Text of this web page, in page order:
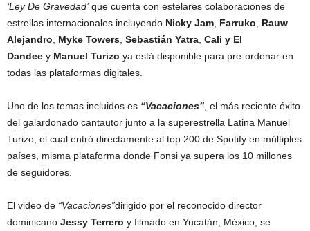
‘Ley De Gravedad’que cuenta con estelares colaboraciones de
estrellas internacionales incluyendo Nicky Jam Farruko
Rauw
Alejandro
Myke Towers Sebastián Yatra Cali y El
Dandee y Manuel Turizo ya está disponible para pre-ordenar en
todas las plataformas digitales.
Uno de los temas incluidos es “Vacaciones” , el más reciente éxito
del galardonado cantautor junto a la superestrella Latina Manuel
Turizo, el cual entró directamente al top 200 de Spotify en múltiples
países, misma plataforma donde Fonsi ya supera los 10 millones
de seguidores.
El video de “Vacaciones”dirigido por el reconocido director
dominicano Jessy Terrero y filmado en Yucatán, México, se